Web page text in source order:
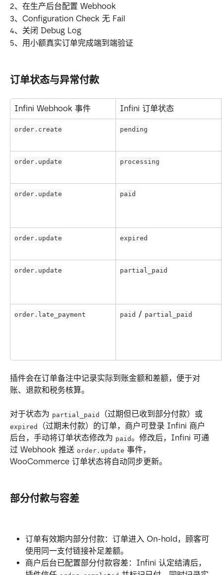
2、在生产后台配置 Webhook
3、Configuration Check 无 Fail
4、关闭 Debug Log
5、用小额真实订单完成端到端验证
订单状态与异常付款
Infini Webhook 事件 Infini 订单状态
order.create pending
order.update processing
order.update paid
order.update expired
order.update partial_paid
order.late_payment paid / partial_paid
插件会在订单备注中记录实际到账金额和差额，便于对
账、退款和税务核算。
对于状态为 partial_paid （过期但已收到部分付款）或
expired
（过期未付款）的订单，商户可登录 Infini 商户
后台，手动将订单状态修改为 paid。修改后，Infini 可通
过 Webhook 推送 order.update 事件，
WooCommerce 订单状态将自动同步更新。
部分付款与容差
订单有效期内部分付款：订单进入 On-hold，顾客可
使用同一支付链接补足差额。
商户后台已配置部分付款容差：Infini 认定结清后，